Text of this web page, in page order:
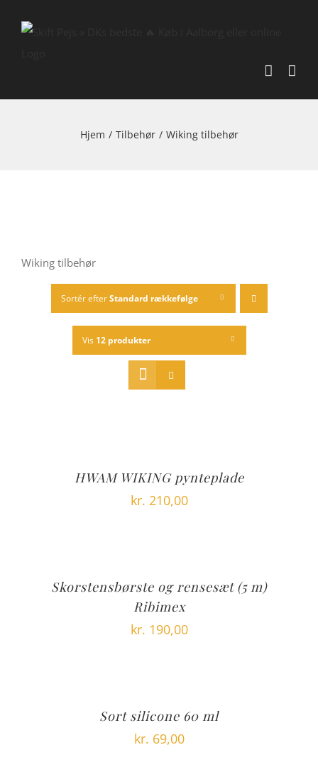
Hjem / Tilbehør / Wiking tilbehør
Wiking tilbehør
Sortér efterStandard rækkefølge
Vis 12 produkter
HWAM WIKING pynteplade
kr. 210,00
Skorstensbørste og rensesæt (5 m)
Ribimex
kr. 190,00
Sort silicone 60 ml
kr. 69,00